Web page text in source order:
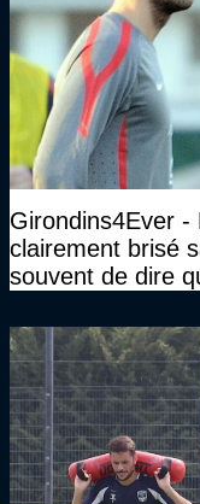
Girondins4Ever
clairement brisé
souvent de dire